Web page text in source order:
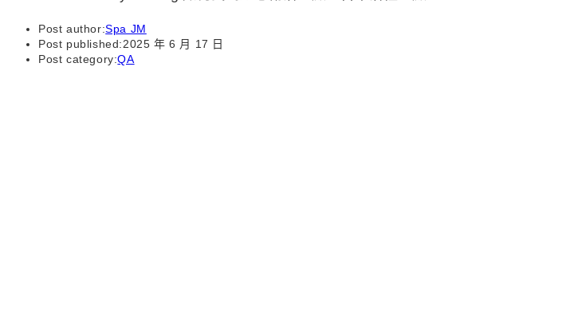
Post author:Spa JM
Post published:2025 年 6 月 17 日
Post category:QA